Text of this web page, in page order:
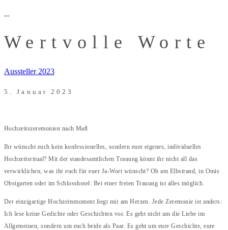
Wertvolle Worte
Aussteller 2023
5. Januar 2023
Hochzeitszeremonien nach Maß
Ihr wünscht euch kein konfessionelles, sondern euer eigenes, individuelles
Hochzeitsritual? Mit der standesamtlichen Trauung könnt ihr nicht all das
verwirklichen, was ihr euch für euer Ja-Wort wünscht? Ob am Elbstrand, in Omis
Obstgarten oder im Schlosshotel: Bei einer freien Trauung ist alles möglich.
Der einzigartige Hochzeitsmoment liegt mir am Herzen. Jede Zeremonie ist anders:
Ich lese keine Gedichte oder Geschichten vor. Es geht nicht um die Liebe im
Allgemeinen, sondern um euch beide als Paar. Es geht um eure Geschichte, eure